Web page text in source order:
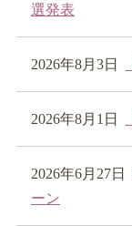
選発表
2026年8月3日
2026年8月1日
2026年6月27日
ーン